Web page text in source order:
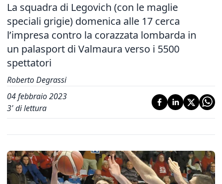
La squadra di Legovich (con le maglie
speciali grigie) domenica alle 17 cerca
l’impresa contro la corazzata lombarda in
un palasport di Valmaura verso i 5500
spettatori
Roberto Degrassi
04 febbraio 2023
3' di lettura